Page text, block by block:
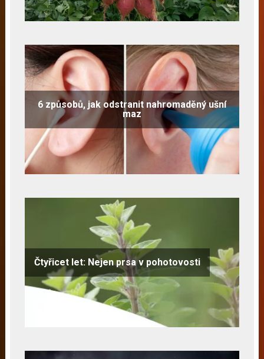
6 způsobů, jak odstranit nahromaděný ušní
maz
Čtyřicet let: Nejen prsa v pohotovosti